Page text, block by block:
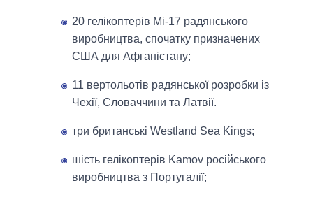
20 гелікоптерів Мі-17 радянського
виробництва, спочатку призначених
США для Афганістану;
11 вертольотів радянської розробки із
Чехії, Словаччини та Латвії.
три британські Westland Sea Kings;
шість гелікоптерів Kamov російського
виробництва з Португалії;